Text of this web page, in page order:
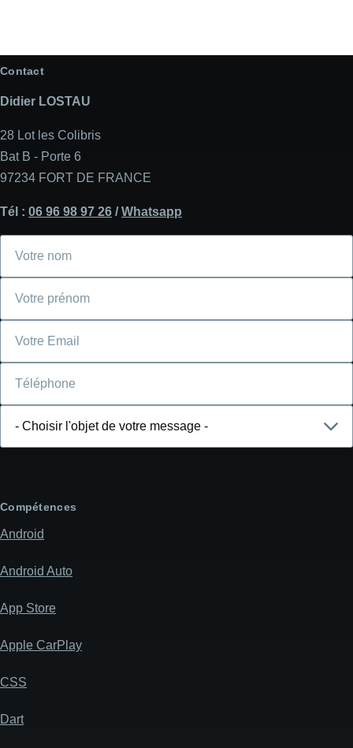
Contact
Didier LOSTAU
28 Lot les Colibris
Bat B - Porte 6
97234 FORT DE FRANCE
Tél : 06 96 98 97 26 / Whatsapp
message
Compétences
Android
Android Auto
App Store
Apple CarPlay
CSS
Dart